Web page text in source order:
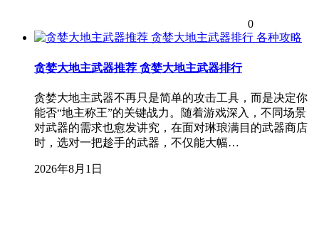
0
各种攻略
贪婪大地主武器推荐 贪婪大地主武器排行
贪婪大地主武器不再只是简单的攻击工具，而是决定你
能否“地主称王”的关键战力。随着游戏深入，不同场景
对武器的需求也愈发讲究，在面对琳琅满目的武器商店
时，选对一把趁手的武器，不仅能大幅…
2026年8月1日